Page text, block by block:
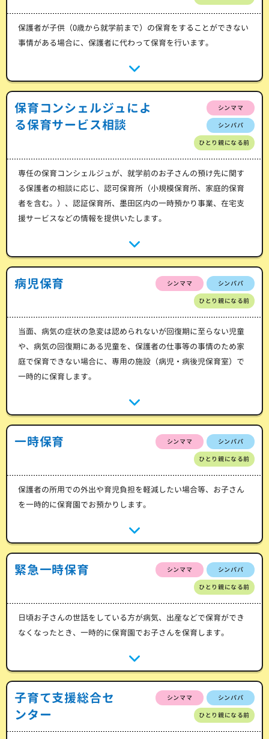
保護者が子供（0歳から就学前まで）の保育をすることができない
事情がある場合に、保護者に代わって保育を行います。
保育コンシェルジュによ
る保育サービス相談
シンママ
シンパパ
ひとり親になる前
専任の保育コンシェルジュが、就学前のお子さんの預け先に関す
る保護者の相談に応じ、認可保育所（小規模保育所、家庭的保育
者を含む。）、認証保育所、墨田区内の一時預かり事業、在宅支
援サービスなどの情報を提供いたします。
病児保育 シンママ シンパパ
ひとり親になる前
当面、病気の症状の急変は認められないが回復期に至らない児童
や、病気の回復期にある児童を、保護者の仕事等の事情のため家
庭で保育できない場合に、専用の施設（病児・病後児保育室）で
一時的に保育します。
一時保育 シンママ シンパパ
ひとり親になる前
保護者の所用での外出や育児負担を軽減したい場合等、お子さん
を一時的に保育園でお預かりします。
緊急一時保育 シンママ シンパパ
ひとり親になる前
日頃お子さんの世話をしている方が病気、出産などで保育ができ
なくなったとき、一時的に保育園でお子さんを保育します。
子育て支援総合セ
ンター
シンママ シンパパ
ひとり親になる前